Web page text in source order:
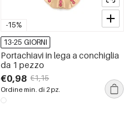
-15%
13-25 GIORNI
Portachiavi in lega a conchiglia
da 1 pezzo
€0,98 €1,15
Ordine min. di 2 pz.